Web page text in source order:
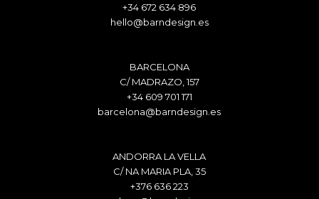
+34 672 634 896
hello@barndesign.es
BARCELONA
C/ MADRAZO, 157
+34 609 701 171
barcelona@barndesign.es
ANDORRA LA VELLA
C/ NA MARIA PLA, 35
+376 636 223